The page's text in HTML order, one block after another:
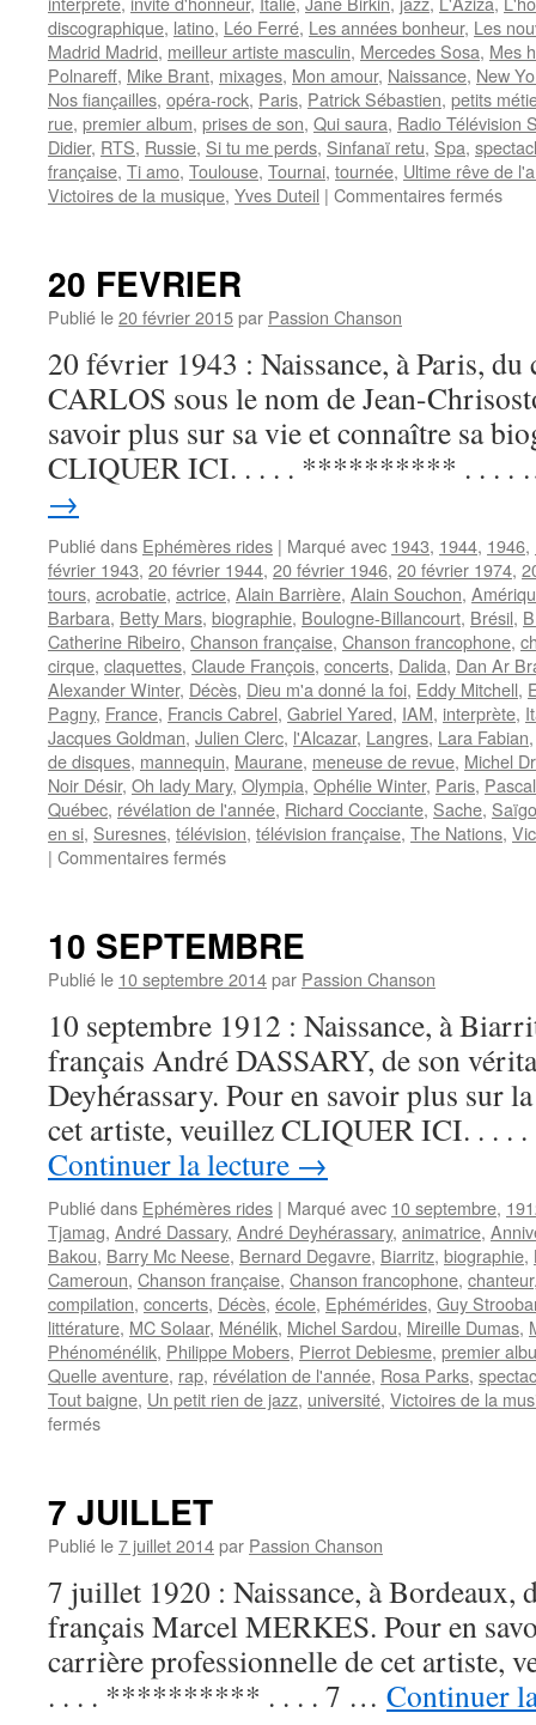
discographique, latino, Léo Ferré, Les années bonheur, Les
Madrid Madrid, meilleur artiste masculin, Mercedes Sosa, Mes
Polnareff, Mike Brant, mixages, Mon amour, Naissance, New
Nos fiançailles, opéra-rock, Paris, Patrick Sébastien, petits
rue, premier album, prises de son, Qui saura, Radio Télévision
Didier, RTS, Russie, Si tu me perds, Sinfanaï retu, Spa,
française, Ti amo, Toulouse, Tournai, tournée, Ultime rêve de
Victoires de la musique, Yves Duteil | Commentaires ferméssur
20 FEVRIER
Publié le20 février 2015par Passion Chanson
20 février 1943 : Naissance, à Paris,
CARLOS sous le nom de Jean-
savoir plus sur sa vie et connaître sa
CLIQUER ICI. . . . . ********** . . .
→
Publié dans Ephémères rides | Marqué avec 1943, 1944, 1946,
février 1943, 20 février 1944, 20 février 1946, 20 février 1974,
tours, acrobatie, actrice, Alain Barrière, Alain Souchon,
Barbara, Betty Mars, biographie, Boulogne-Billancourt, Brésil,
Catherine Ribeiro, Chanson française, Chanson francophone,
cirque, claquettes, Claude François, concerts, Dalida, Dan Ar
Alexander Winter, Décès, Dieu m'a donné la foi, Eddy Mitchell,
Pagny, France, Francis Cabrel, Gabriel Yared, IAM, interprète,
Jacques Goldman, Julien Clerc, l'Alcazar, Langres, Lara Fabian
de disques, mannequin, Maurane, meneuse de revue, Michel
Noir Désir, Oh lady Mary, Olympia, Ophélie Winter, Paris,
Québec, révélation de l'année, Richard Cocciante, Sache,
en si, Suresnes, télévision, télévision française, The Nations,
| Commentaires ferméssur
10 SEPTEMBRE
Publié le 10 septembre 2014par Passion Chanson
10 septembre 1912 : Naissance, à
français André DASSARY, de son
Deyhérassary. Pour en savoir plus sur
cet artiste, veuillez CLIQUER ICI. .
Continuer la lecture →
Publié dans Ephémères rides | Marqué avec 10 septembre,
Tjamag, André Dassary, André Deyhérassary, animatrice,
Bakou, Barry Mc Neese, Bernard Degavre, Biarritz, biographie,
Cameroun, Chanson française, Chanson francophone, chanteur
compilation, concerts, Décès, école, Ephémérides, Guy
littérature, MC Solaar, Ménélik, Michel Sardou, Mireille Dumas,
Phénoménélik, Philippe Mobers, Pierrot Debiesme, premier
Quelle aventure, rap, révélation de l'année, Rosa Parks,
Tout baigne, Un petit rien de jazz, université, Victoires de la
ferméssur
7 JUILLET
Publié le7 juillet 2014par Passion Chanson
7 juillet 1920 : Naissance, à Bordeaux,
français Marcel MERKES. Pour en
carrière professionnelle de cet artiste,
. . . . ********** . . . . 7 … Continuer